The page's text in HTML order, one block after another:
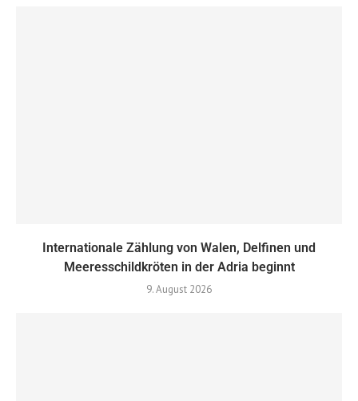
Internationale Zählung von Walen, Delfinen und
Meeresschildkröten in der Adria beginnt
9. August 2026